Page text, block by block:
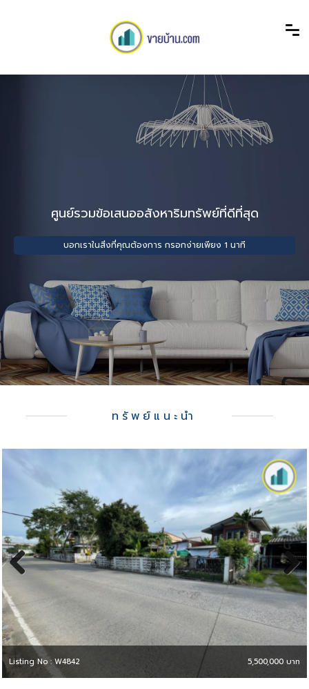
ศูนย์รวมข้อเสนออสังหาริมทรัพย์ที่ดีที่สุด
บอกเราในสิ่งที่คุณต้องการ กรอกง่ายเพียง 1 นาที
ทรัพย์แนะนำ
Next
Listing No : W4842 5,500,000 บาท